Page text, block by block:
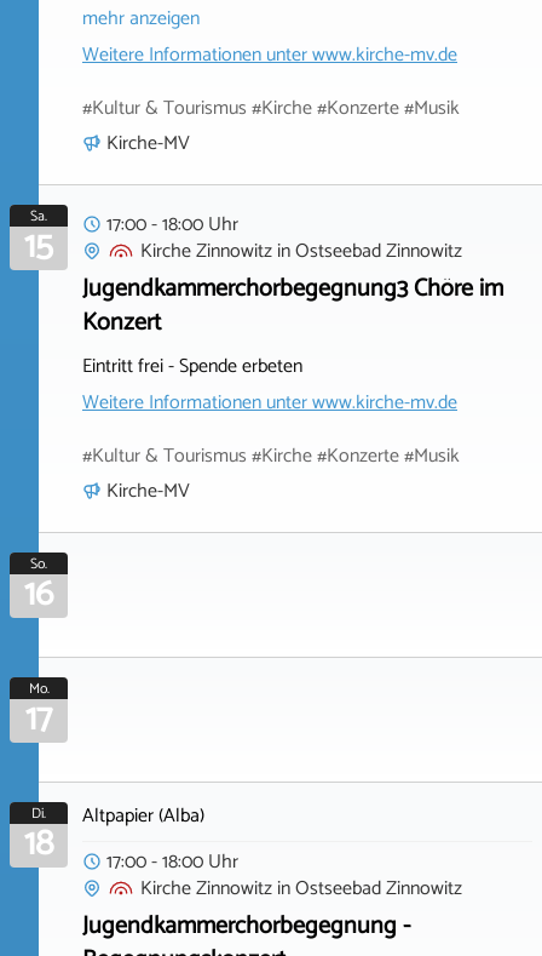
mehr anzeigen
Weitere Informationen unterwww.kirche-mv.de
#Kultur & Tourismus #Kirche #Konzerte #Musik
Kirche-MV
Sa.
15
17:00 - 18:00 Uhr
Kirche ZinnowitzinOstseebad Zinnowitz
Jugendkammerchorbegegnung3 Chöre im
Konzert
Eintritt frei - Spende erbeten
Weitere Informationen unterwww.kirche-mv.de
#Kultur & Tourismus #Kirche #Konzerte #Musik
Kirche-MV
So.
16
Mo.
17
Di.
18
Altpapier (Alba)
17:00 - 18:00 Uhr
Kirche ZinnowitzinOstseebad Zinnowitz
Jugendkammerchorbegegnung -